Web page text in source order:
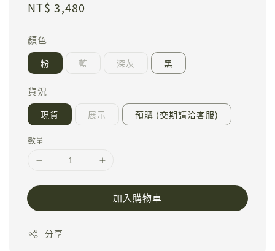
Regular
NT$ 3,480
顏色
粉 藍 深灰 黑
貨況
現貨 展示 預購 (交期請洽客服)
數量
加入購物車
分享